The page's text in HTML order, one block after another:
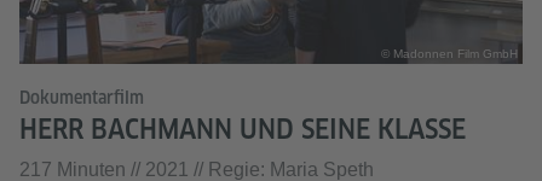
© Madonnen Film GmbH
Dokumentarfilm
HERR BACHMANN UND SEINE KLASSE
217 Minuten // 2021 // Regie: Maria Speth